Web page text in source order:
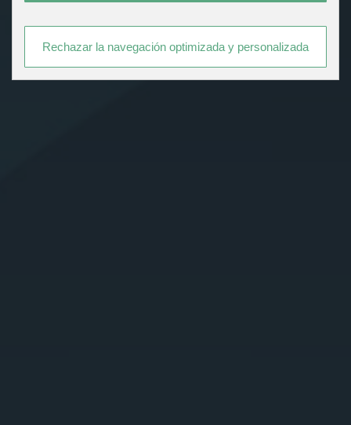
Rechazar la navegación optimizada y personalizada